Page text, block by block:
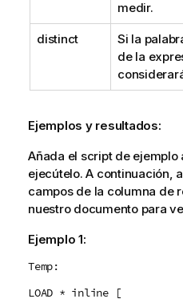
medir.
distinct Si la
de la
Ejemplos y resultados:
Añada el script de ejemplo
ejecútelo. A continuación,
campos de la columna de
nuestro documento para
Ejemplo 1:
Temp:
LOAD * inline [